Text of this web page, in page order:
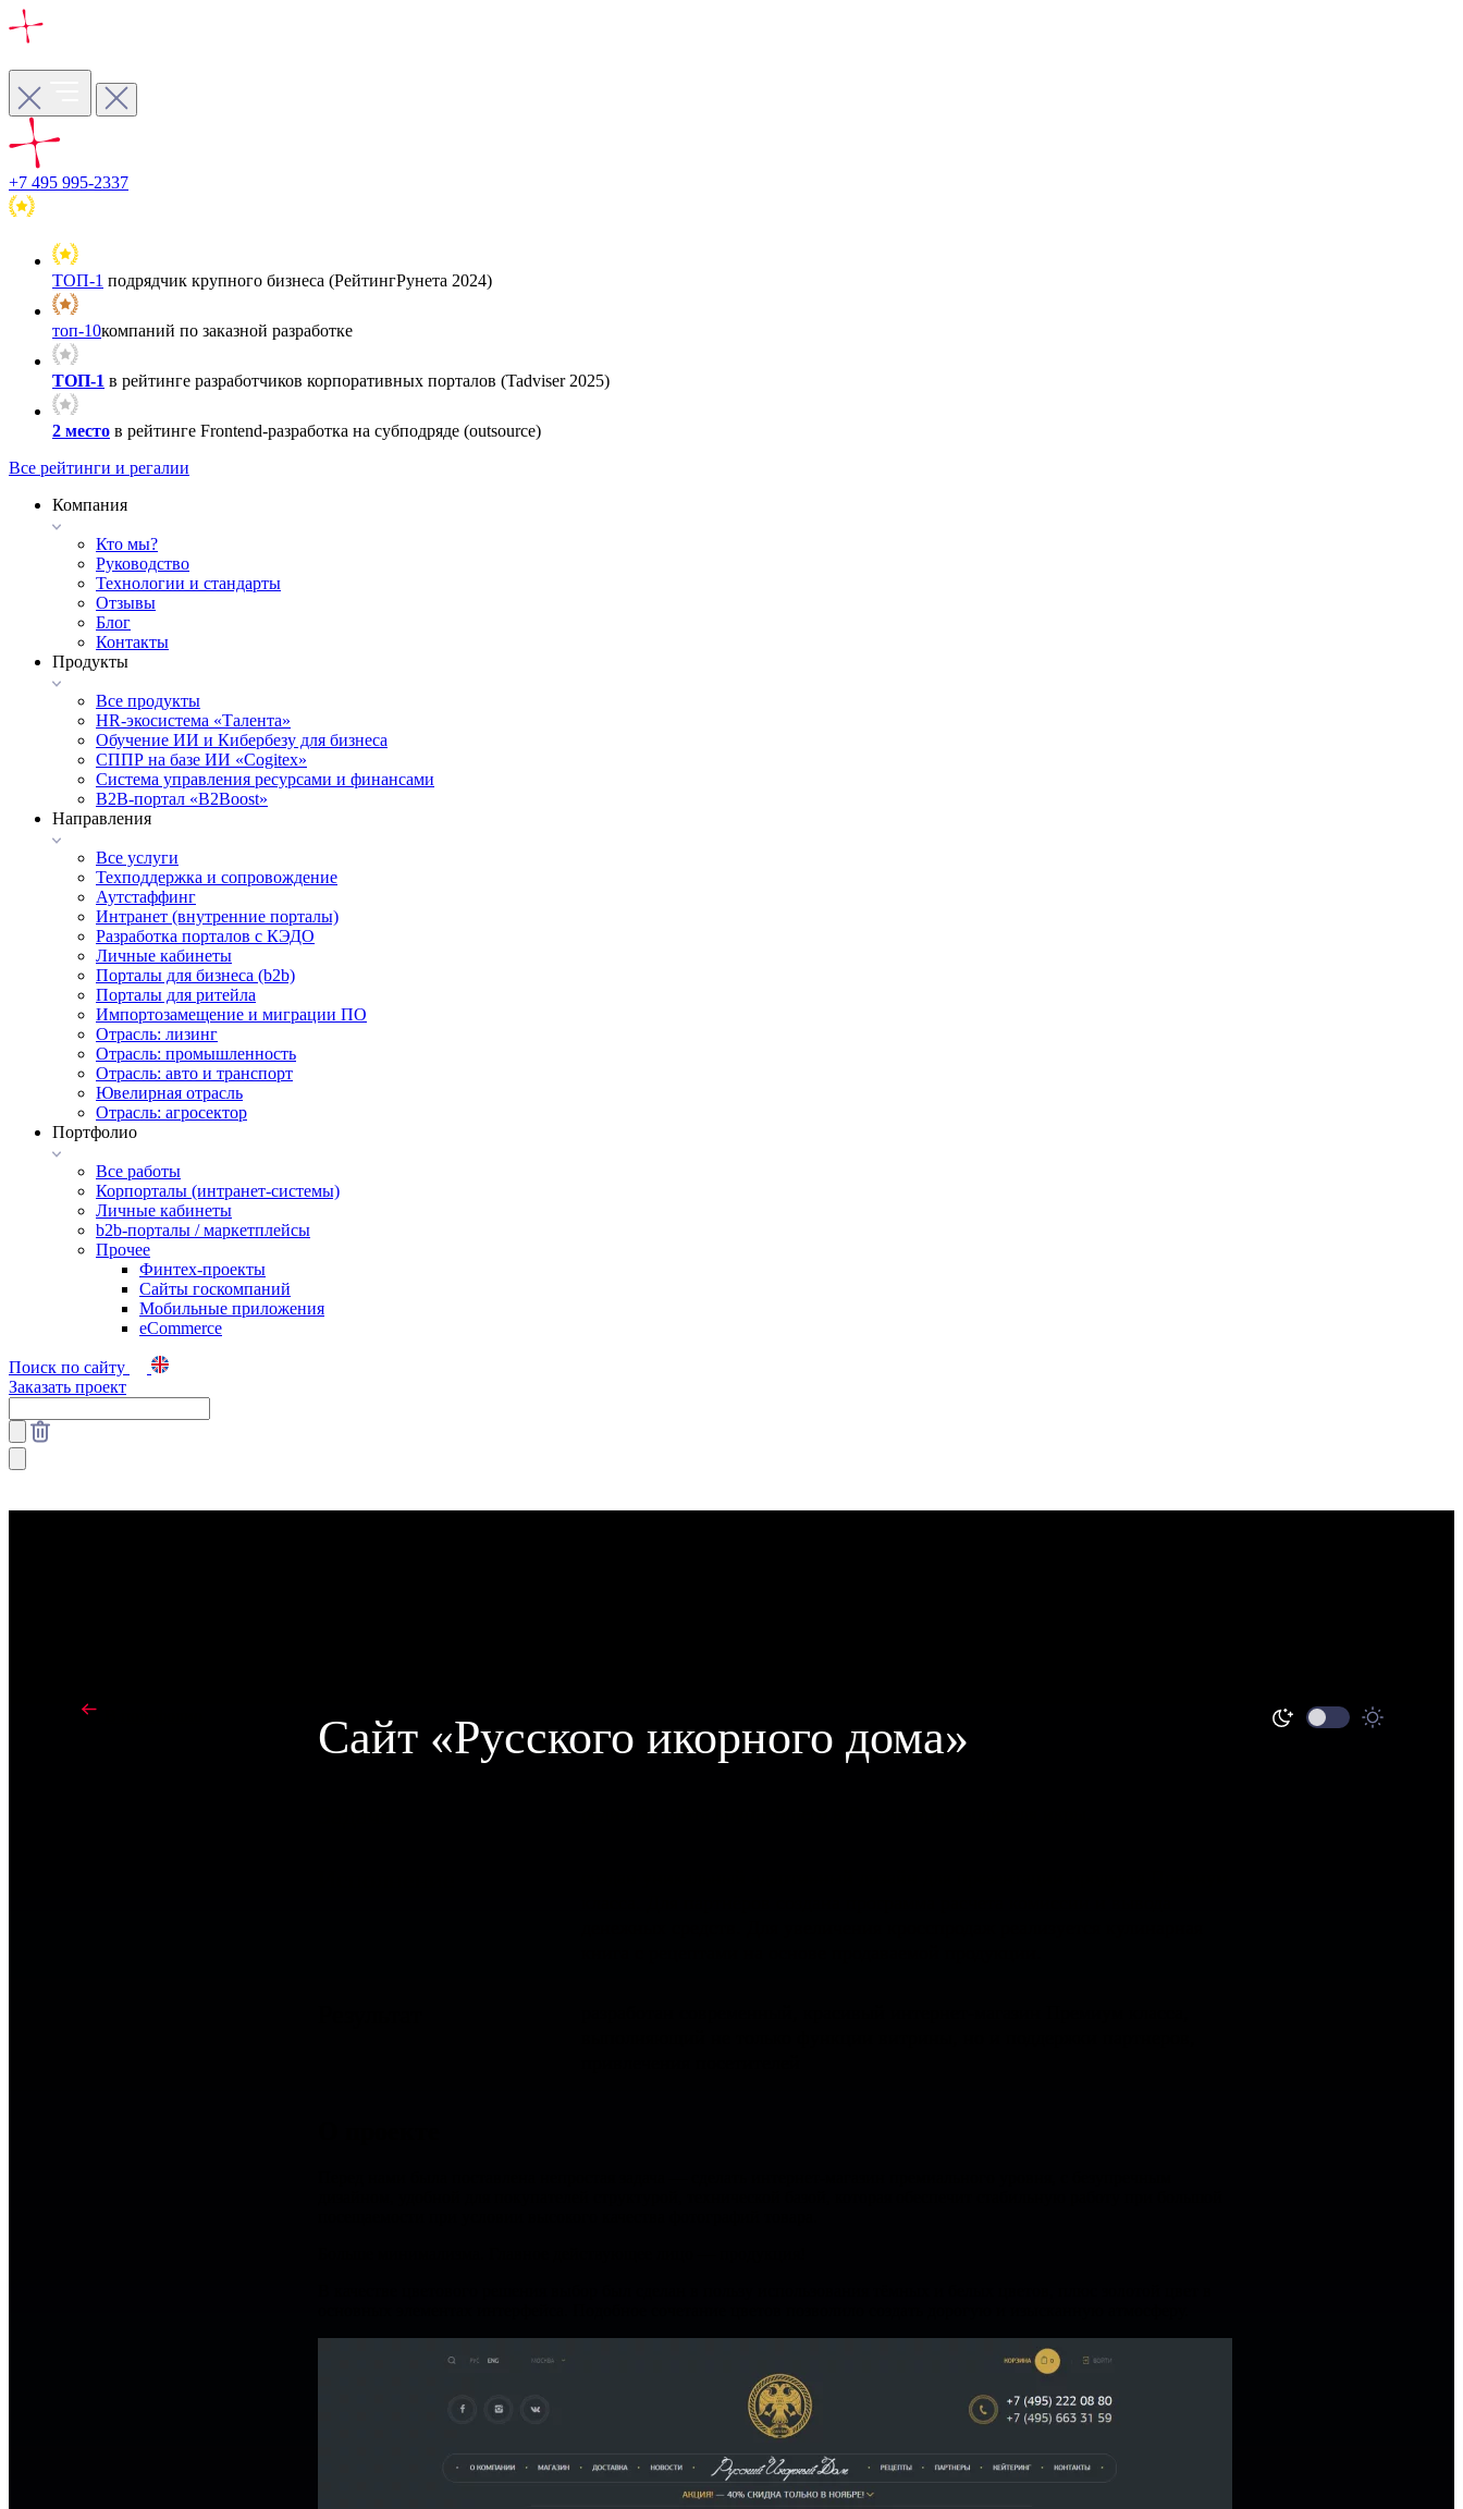
+7 495 995-2337
ТОП-1 подрядчик крупного бизнеса (РейтингРунета 2024)
топ-10компаний по заказной разработке
ТОП-1 в рейтинге разработчиков корпоративных порталов (Tadviser 2025)
2 место в рейтинге Frontend-разработка на субподряде (outsource)
Все рейтинги и регалии
Компания
Кто мы?
Руководство
Технологии и стандарты
Отзывы
Блог
Контакты
Продукты
Все продукты
HR-экосистема «Талента»
Обучение ИИ и Кибербезу для бизнеса
СППР на базе ИИ «Cogitex»
Система управления ресурсами и финансами
B2B-портал «B2Boost»
Направления
Все услуги
Техподдержка и сопровождение
Аутстаффинг
Интранет (внутренние порталы)
Разработка порталов с КЭДО
Личные кабинеты
Порталы для бизнеса (b2b)
Порталы для ритейла
Импортозамещение и миграции ПО
Отрасль: лизинг
Отрасль: промышленность
Отрасль: авто и транспорт
Ювелирная отрасль
Отрасль: агросектор
Портфолио
Все работы
Корпорталы (интранет-системы)
Личные кабинеты
b2b-порталы / маркетплейсы
Прочее
Финтех-проекты
Сайты госкомпаний
Мобильные приложения
eCommerce
Поиск по сайту
Заказать проект
Сайт «Русского икорного дома»